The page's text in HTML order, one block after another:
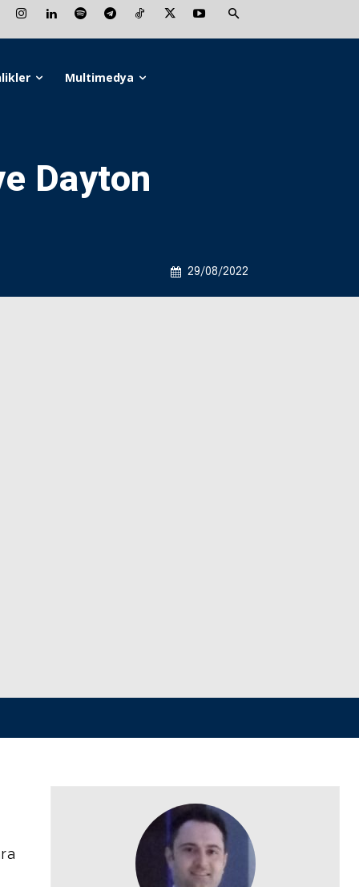
Multimedya
Dayton
29/08/2022